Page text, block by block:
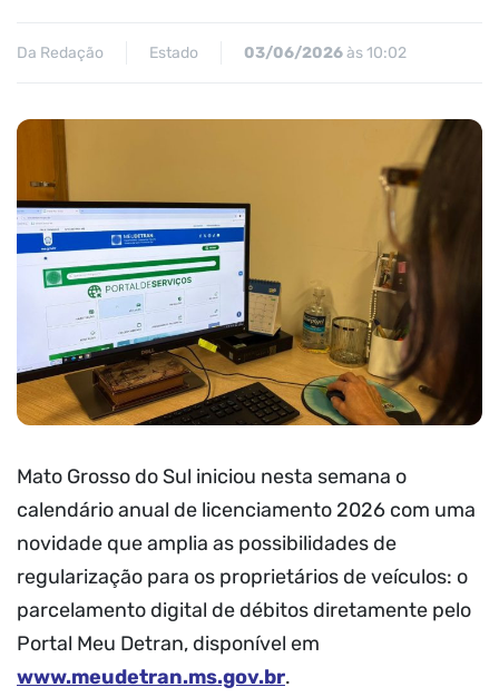
Da Redação Estado 03/06/2026às 10:02
Mato Grosso do Sul iniciou nesta semana o
calendário anual de licenciamento 2026 com uma
novidade que amplia as possibilidades de
regularização para os proprietários de veículos: o
parcelamento digital de débitos diretamente pelo
Portal Meu Detran, disponível em
www.meudetran.ms.gov.br.